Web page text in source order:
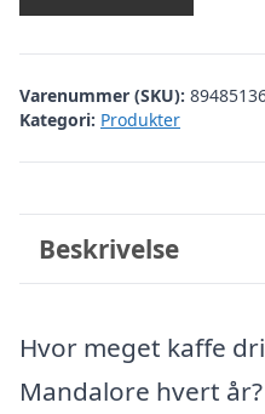
Varenummer (SKU):
Kategori: Produkter
Beskrivelse
Hvor meget kaffe
Mandalore hvert